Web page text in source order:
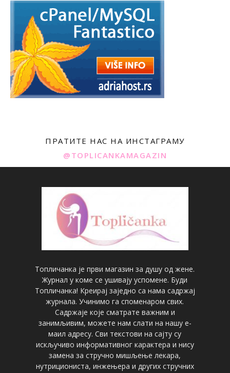
ПРАТИТЕ НАС НА ИНСТАГРАМУ
@TOPLICANKAMAGAZIN
Топличанка је први магазин за душу од жене.
Журнал у коме се ушивају успомене. Буди
Топличанка! Креирај заједно са нама садржај
журнала. Учинимо га споменаром свих.
Садржаје које сматрате важним и
занимљивим, можете нам слати на нашу е-
маил адресу. Сви текстови на сајту су
искључиво информативног карактера и нису
замена за стручно мишљење лекара,
нутрициониста, инжењера и других стручних